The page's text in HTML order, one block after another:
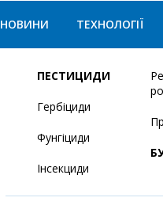
НОВИНИ ТЕХНОЛОГІЇ
ПЕСТИЦИДИ
Гербіциди
Фунгіциди
Інсекциди